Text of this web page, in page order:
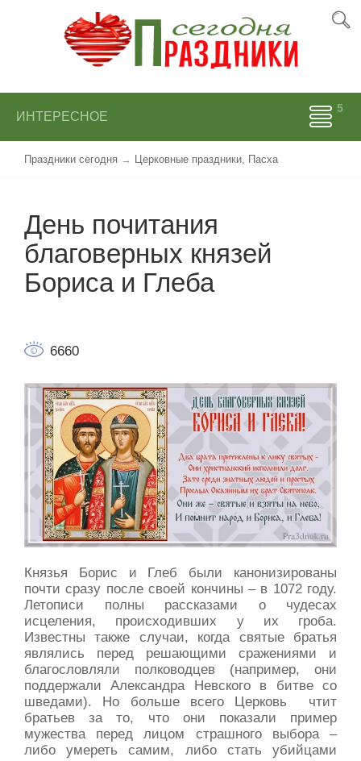
ИНТЕРЕСНОЕ
Праздники сегодня → Церковные праздники, Пасха
День почитания
благоверных князей
Бориса и Глеба
6660
Князья Борис и Глеб были канонизированы
почти сразу после своей кончины – в 1072 году.
Летописи полны рассказами о чудесах
исцеления, происходивших у их гроба.
Известны также случаи, когда святые братья
являлись перед решающими сражениями и
благословляли полководцев (например, они
поддержали Александра Невского в битве со
шведами). Но больше всего Церковь чтит
братьев за то, что они показали пример
мужества перед лицом страшного выбора –
либо умереть самим, либо стать убийцами